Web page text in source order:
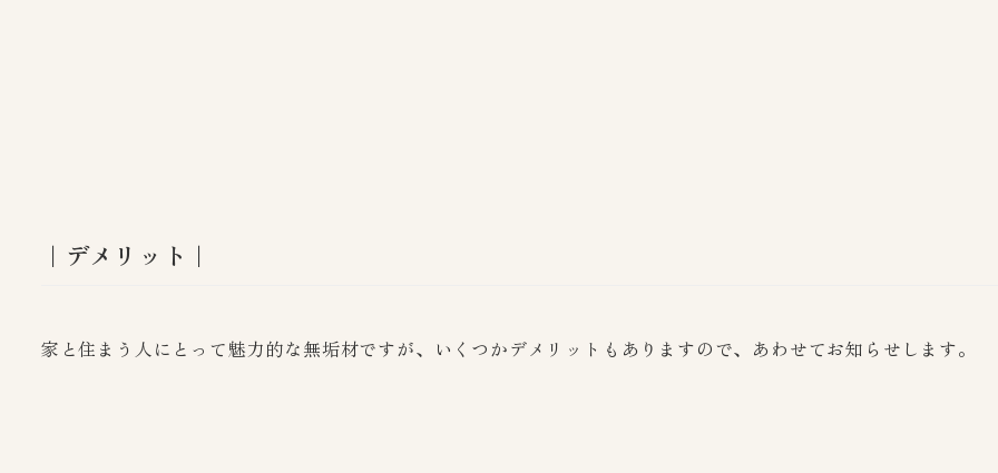
｜デメリット｜
家と住まう人にとって魅力的な無垢材ですが、いくつかデメリットもありますので、あわせてお知らせします。